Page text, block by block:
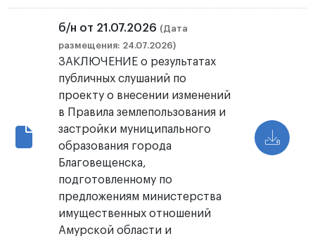
б/н от 21.07.2026 (Дата
размещения: 24.07.2026)
ЗАКЛЮЧЕНИЕ о результатах
публичных слушаний по
проекту о внесении изменений
в Правила землепользования и
застройки муниципального
образования города
Благовещенска,
подготовленному по
предложениям министерства
имущественных отношений
Амурской области и